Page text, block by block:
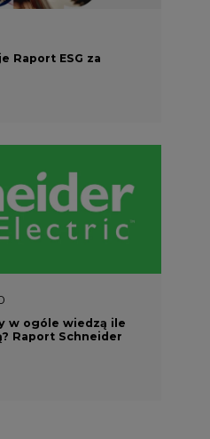
w ogóle wiedzą ile
Raport Schneider